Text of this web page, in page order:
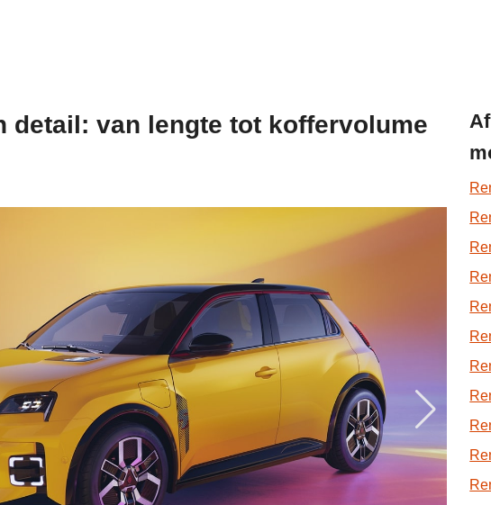
detail: van lengte tot koffervolume